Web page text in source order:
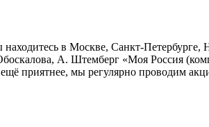
в Москве, Санкт-
А. Штемберг «Моя Россия
приятнее, мы регулярно проводим